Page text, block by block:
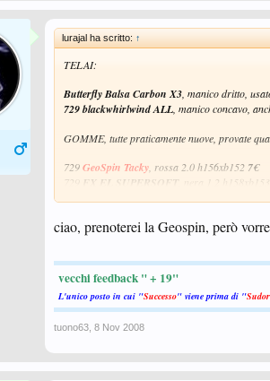
lurajal ha scritto: ↑
TELAI:
Butterfly Balsa Carbon X3 , manico dritto,
729 blackwhirlwind ALL , manico concavo,
GOMME, tutte praticamente nuove, provate
729GeoSpin Tacky , rossa 2.0 h156xb152 7€
729 FX EL SUPERSOFT , nera 1.2 h158xb153
Globe 9991.5 rossa h155xb1506€
grazie ciao!
Lurajal
ecco un po' di foto dei telai
ciao, prenoterei la Geospin, però
vecchi feedback " + 19"
L'unico posto in cui "Successo" viene prima di "
tuono63 8 Nov 2008